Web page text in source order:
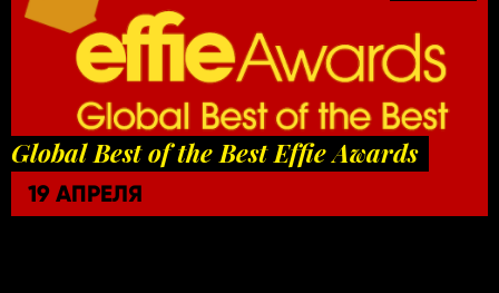
Global Best of the Best Effie Awards
19 АПРЕЛЯ